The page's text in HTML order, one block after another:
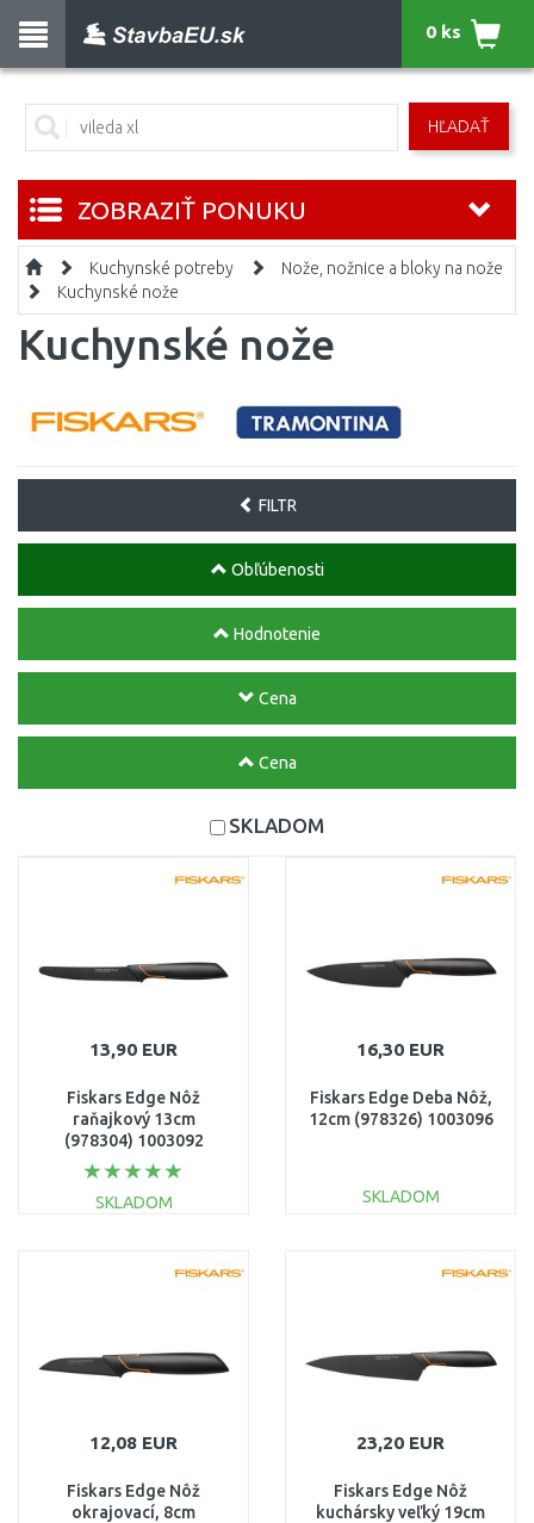
HĽADAŤ
0 ks
ZOBRAZIŤ PONUKU
Kuchynské potreby
Nože, nožnice a bloky na nože
Kuchynské nože
Kuchynské nože
FILTR
Obľúbenosti
Hodnotenie
Cena
Cena
SKLADOM
13,90 EUR
Fiskars Edge Nôž
raňajkový 13cm
(978304) 1003092
SKLADOM
16,30 EUR
Fiskars Edge Deba Nôž,
12cm (978326) 1003096
SKLADOM
12,08 EUR
Fiskars Edge Nôž
okrajovací, 8cm
23,20 EUR
Fiskars Edge Nôž
kuchársky veľký 19cm